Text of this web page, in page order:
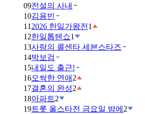
09전설의 사내
10김용빈
11 2026 한일가왕전 1
12한일톱텐쇼1
13사랑의 콜센타 세븐스타즈
14박보검
15내일도 출근!
16오싹한 연애 2
17결혼의 완성2
18아파트2
19트롯 올스타전 금요일 밤에 2